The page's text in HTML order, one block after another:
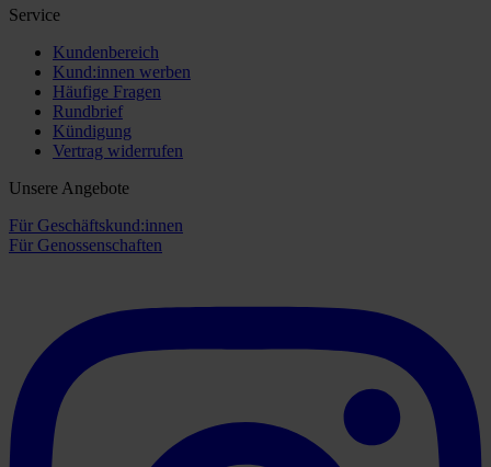
Service
Kundenbereich
Kund:innen werben
Häufige Fragen
Rundbrief
Kündigung
Vertrag widerrufen
Unsere Angebote
Für Geschäftskund:innen
Für Genossenschaften